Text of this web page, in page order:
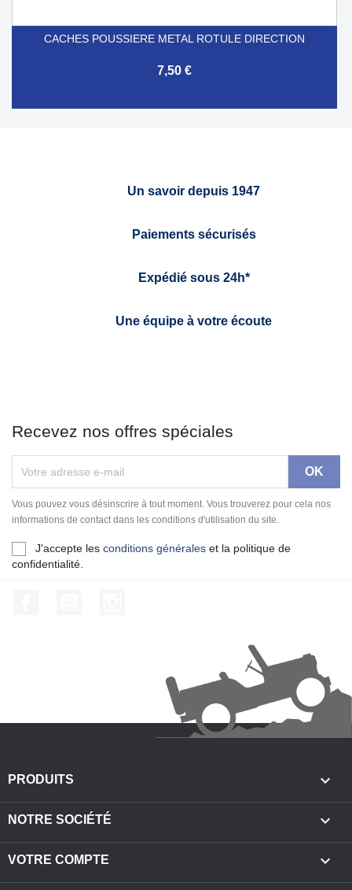
CACHES POUSSIERE METAL ROTULE DIRECTION
7,50 €
Un savoir depuis 1947
Paiements sécurisés
Expédié sous 24h*
Une équipe à votre écoute
Recevez nos offres spéciales
Vous pouvez vous désinscrire à tout moment. Vous trouverez pour cela nos
informations de contact dans les conditions d'utilisation du site.
J'accepte les conditions générales et la politique de
confidentialité.
PRODUITS 
NOTRE SOCIÉTÉ 
VOTRE COMPTE 